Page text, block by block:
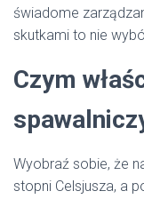
świadome
skutkami to nie
Czym
Wyobraź sobie, że
stopni Celsjusza, a